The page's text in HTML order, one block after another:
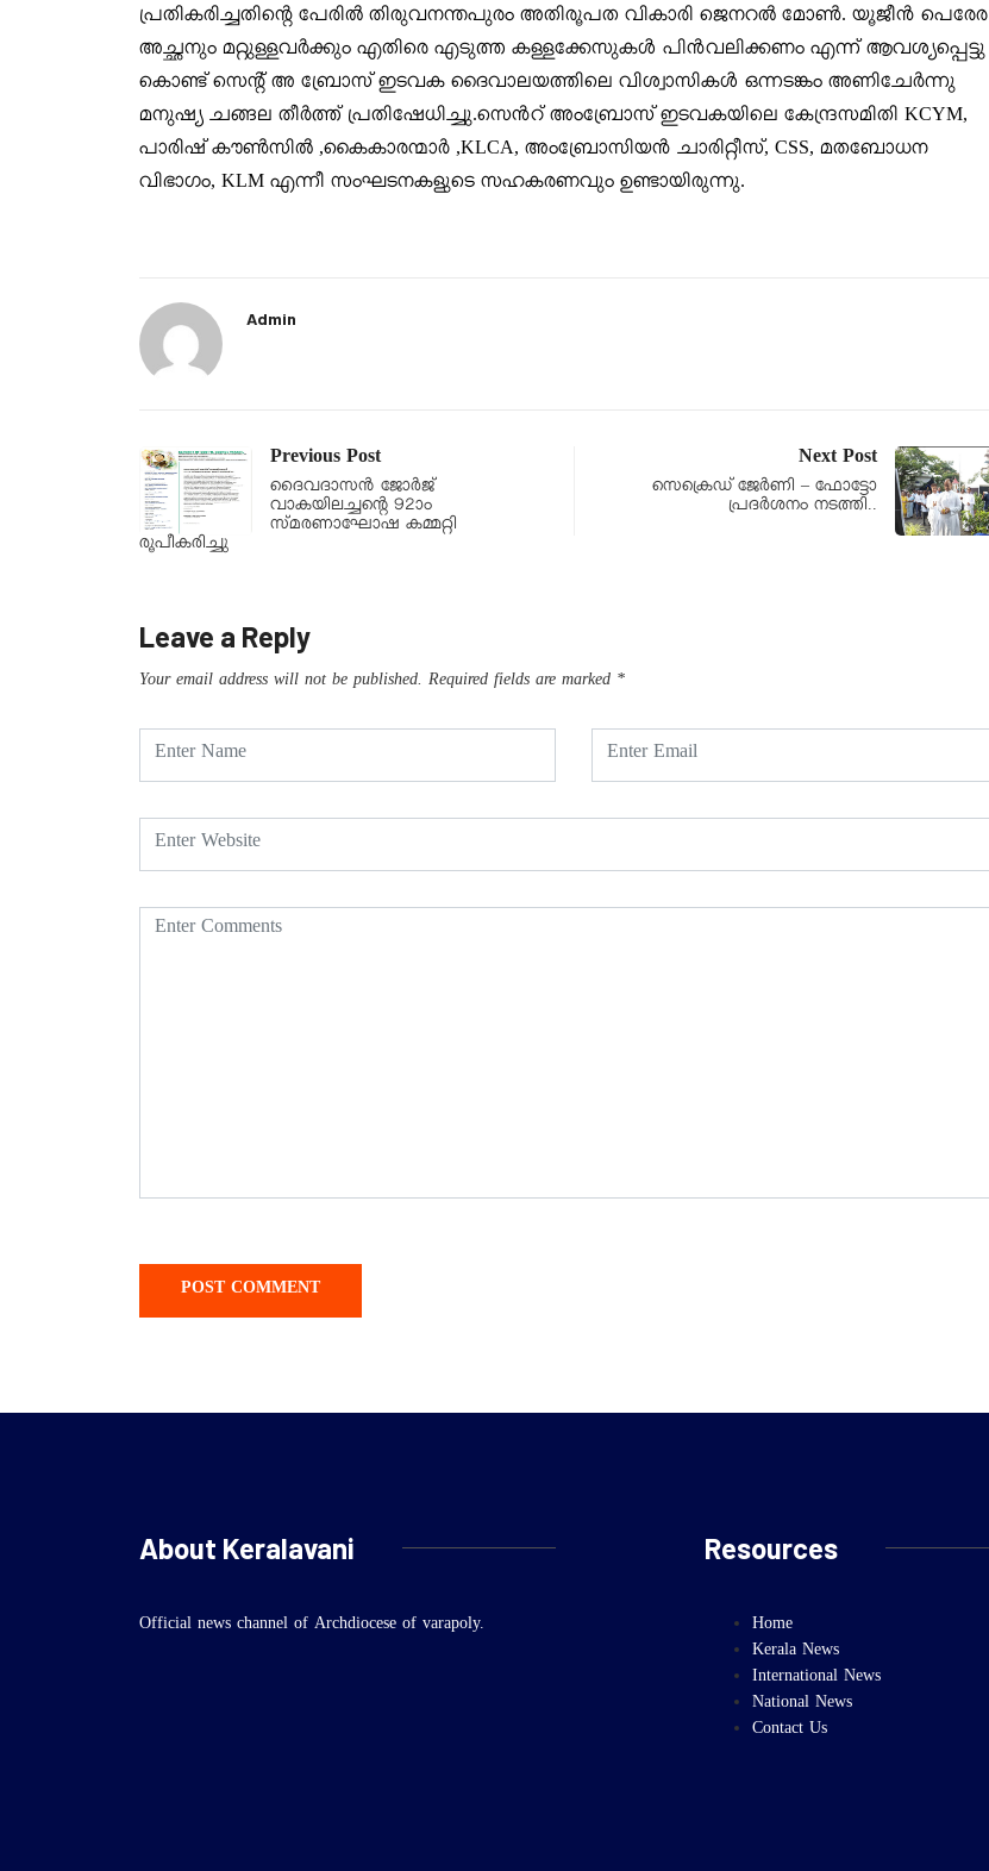
പ്രതികരിച്ചതിന്റെ പേരിൽ തിരുവനന്തപുരം അതിരൂപത വികാരി ജെനറൽ മോൺ. യൂജീൻ പെരേര
അച്ഛനും മറ്റുള്ളവർക്കും എതിരെ എടുത്ത കള്ളക്കേസുകൾ പിൻവലിക്കണം എന്ന് ആവശ്യപ്പെട്ടു
കൊണ്ട് സെന്റ്‌ അ ബ്രോസ് ഇടവക ദൈവാലയത്തിലെ വിശ്വാസികൾ ഒന്നടങ്കം അണിചേർന്നു
മനുഷ്യ ചങ്ങല തീർത്ത് പ്രതിഷേധിച്ചു.സെൻറ് അംബ്രോസ് ഇടവകയിലെ കേന്ദ്രസമിതി KCYM,
പാരിഷ് കൗൺസിൽ ,കൈകാരന്മാർ ,KLCA, അംബ്രോസിയൻ ചാരിറ്റീസ്, CSS, മതബോധന
വിഭാഗം, KLM എന്നീ സംഘടനകളുടെ സഹകരണവും ഉണ്ടായിരുന്നു.
Admin
Previous Post
ദൈവദാസൻ ജോർജ്
വാകയിലച്ചന്റെ 92ാം
സ്മരണാഘോഷ കമ്മറ്റി
രൂപീകരിച്ചു
Next Post
സെക്രെഡ് ജേർണി – ഫോട്ടോ
പ്രദർശനം നടത്തി..
Leave a Reply
Your email address will not be published. Required fields are marked *
About Keralavani
Official news channel of Archdiocese of varapoly.
Resources
Home
Kerala News
International News
National News
Contact Us